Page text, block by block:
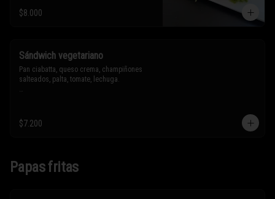
* Los ingredientes no son intercambiables.
Sólo puedes solicitar eliminar un
$8.000
Sándwich vegetariano
Pan ciabatta, queso crema, champiñones
salteados, palta, tomate, lechuga.
ingrediente.
$7.200
Papas fritas